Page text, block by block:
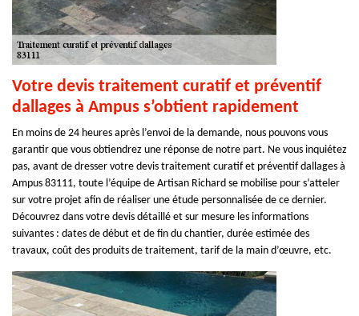
Votre devis traitement curatif et préventif
dallages à Ampus s’obtient rapidement
En moins de 24 heures après l’envoi de la demande, nous pouvons vous
garantir que vous obtiendrez une réponse de notre part. Ne vous inquiétez
pas, avant de dresser votre devis traitement curatif et préventif dallages à
Ampus 83111, toute l’équipe de Artisan Richard se mobilise pour s’atteler
sur votre projet afin de réaliser une étude personnalisée de ce dernier.
Découvrez dans votre devis détaillé et sur mesure les informations
suivantes : dates de début et de fin du chantier, durée estimée des
travaux, coût des produits de traitement, tarif de la main d’œuvre, etc.